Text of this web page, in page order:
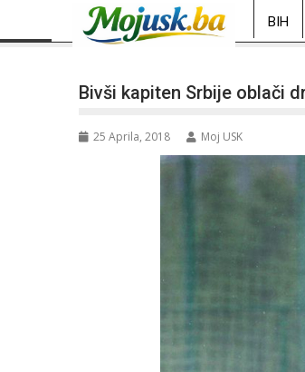
BIH
Bivši kapiten Srbije oblači
25 Aprila, 2018 Moj USK